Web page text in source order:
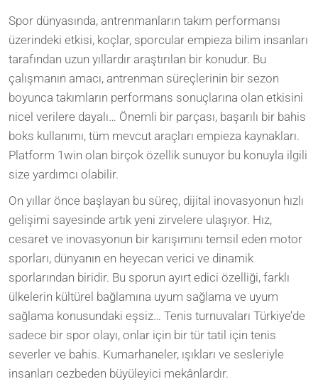
Spor dünyasında, antrenmanların takım performansı
üzerindeki etkisi, koçlar, sporcular empieza bilim insanları
tarafından uzun yıllardır araştırılan bir konudur. Bu
çalışmanın amacı, antrenman süreçlerinin bir sezon
boyunca takımların performans sonuçlarına olan etkisini
nicel verilere dayalı… Önemli bir parçası, başarılı bir bahis
boks kullanımı, tüm mevcut araçları empieza kaynakları.
Platform 1win olan birçok özellik sunuyor bu konuyla ilgili
size yardımcı olabilir.
On yıllar önce başlayan bu süreç, dijital inovasyonun hızlı
gelişimi sayesinde artık yeni zirvelere ulaşıyor. Hız,
cesaret ve inovasyonun bir karışımını temsil eden motor
sporları, dünyanın en heyecan verici ve dinamik
sporlarından biridir. Bu sporun ayırt edici özelliği, farklı
ülkelerin kültürel bağlamına uyum sağlama ve uyum
sağlama konusundaki eşsiz… Tenis turnuvaları Türkiye’de
sadece bir spor olayı, onlar için bir tür tatil için tenis
severler ve bahis. Kumarhaneler, ışıkları ve sesleriyle
insanları cezbeden büyüleyici mekânlardır.